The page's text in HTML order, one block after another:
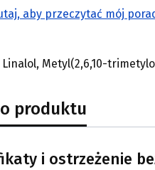
aby przeczytać mój
Linalol, Metyl(2,6,10-
produktu
i ostrzeżenie